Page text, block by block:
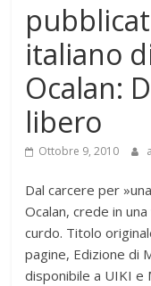
italiano
Ocalan:
libero
Ottobre 9, 2010
Dal carcere per
Ocalan, crede in
curdo. Titolo
pagine, Edizione di
disponibile a UIKI e